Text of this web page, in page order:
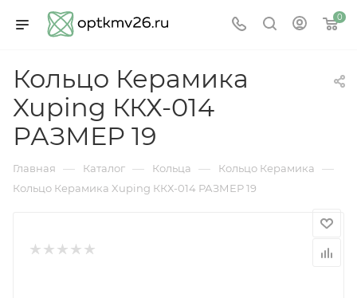
0
Кольцо Керамика
Xuping ККХ-014
РАЗМЕР 19
Главная — Каталог — Кольца — Кольцо Керамика —
Кольцо Керамика Xuping ККХ-014 РАЗМЕР 19